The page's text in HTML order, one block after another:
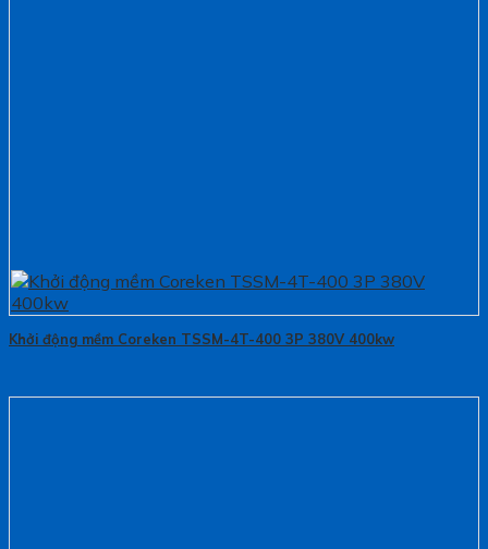
Khởi động mềm Coreken TSSM-4T-400 3P 380V 400kw